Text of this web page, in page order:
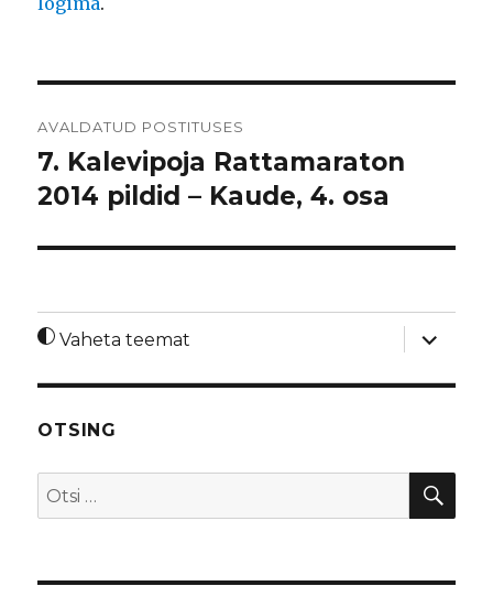
AVALDATUD POSTITUSES
7. Kalevipoja Rattamaraton
2014 pildid – Kaude, 4. osa
Vaheta teemat
laienda
OTSING
Otsi: